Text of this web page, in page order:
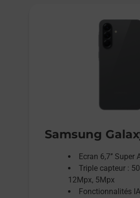
Samsung
Ecran 6,7’’ Super
Triple capteur :
12Mpx, 5Mpx
Fonctionnalités IA